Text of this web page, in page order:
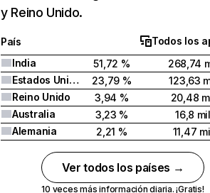
y Reino Unido.
País
Todos los
India
51,72 %
268,74
Estados Unidos
23,79 %
123,63
Reino Unido
3,94 %
20,48
Australia
3,23 %
16,8 mil
Alemania
2,21 % 11,47
Ver todos los países →
10 veces más información diaria. ¡Gratis!